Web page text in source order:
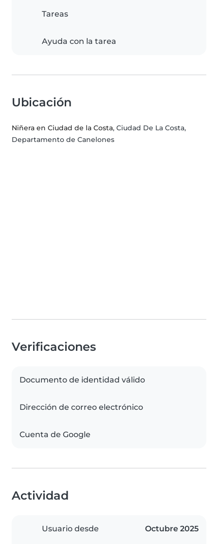
Tareas
Ayuda con la tarea
Ubicación
Niñera en Ciudad de la Costa, Ciudad De La Costa,
Departamento de Canelones
Verificaciones
Documento de identidad válido
Dirección de correo electrónico
Cuenta de Google
Actividad
Usuario desde Octubre 2025